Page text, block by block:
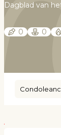
Dagblad van
0 0